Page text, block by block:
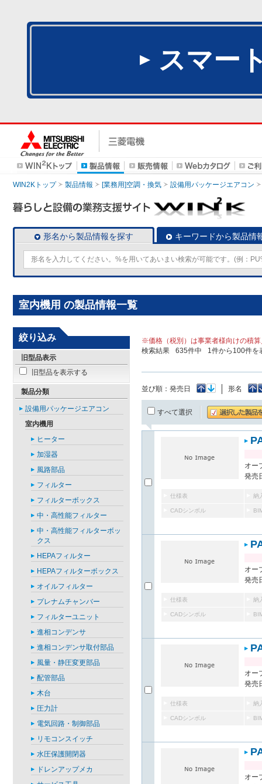
スマー
WIN2Kトップ 製品情報 [業務用]空調・換気 設備用パッケージエアコン
形名から製品情報を探す キーワードから製品情
室内機用 の製品情報一覧
※価格（税別）は事業者様向けの積
検索結果
635件中 1件から 100件を
並び順： 発売日 形名
すべて選択
オー
発売
仕様表 納
CADシンボル
オー
発売
仕様表 納
CADシンボル
オー
発売
仕様表 納
CADシンボル
オー
絞り込み
旧型品表示
旧型品を表示する
製品分類
設備用パッケージエアコン
室内機用
ヒーター
加湿器
風路部品
フィルター
フィルターボックス
中・高性能フィルター
中・高性能フィルターボッ
クス
HEPAフィルター
HEPAフィルターボックス
オイルフィルター
プレナムチャンバー
フィルターユニット
進相コンデンサ
進相コンデンサ取付部品
風量・静圧変更部品
配管部品
木台
圧力計
電気回路・制御部品
リモコンスイッチ
水圧保護開閉器
ドレンアップメカ